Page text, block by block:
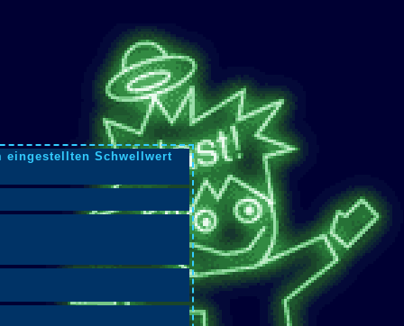
eingestellten Schwellwert